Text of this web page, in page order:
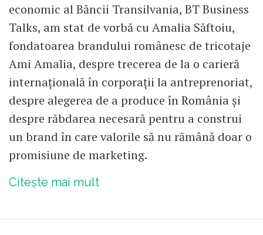
economic al Băncii Transilvania, BT Business
Talks, am stat de vorbă cu Amalia Săftoiu,
fondatoarea brandului românesc de tricotaje
Ami Amalia, despre trecerea de la o carieră
internațională în corporații la antreprenoriat,
despre alegerea de a produce în România și
despre răbdarea necesară pentru a construi
un brand în care valorile să nu rămână doar o
promisiune de marketing.
Citește mai mult